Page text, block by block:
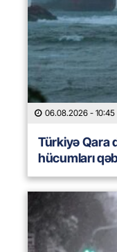
06.08.2026 - 10:45
Türkiyə Qara
hücumları